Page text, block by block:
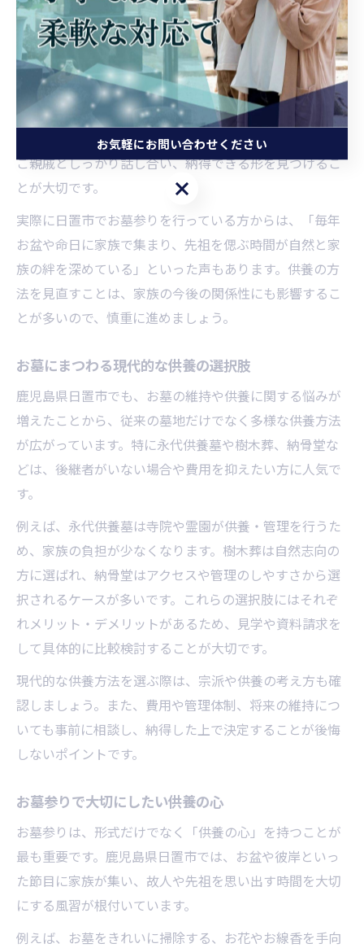
す。例えば、墓前でのお線香やお花、お供え物は、心を
込めた供養の一つです。
近年では、従来の仏式供養だけでなく、樹木葬や納骨堂
といった新しい形態も増えてきました。これにより、家
族のライフスタイルや考え方に合わせた供養が選択でき
るようになっています。供養方法を選ぶ際は、ご家族や
ご親戚としっかり話し合い、納得できる形を見つけるこ
とが大切です。
実際に日置市でお墓参りを行っている方からは、「毎年
お盆や命日に家族で集まり、先祖を偲ぶ時間が自然と家
族の絆を深めている」といった声もあります。供養の方
法を見直すことは、家族の今後の関係性にも影響するこ
とが多いので、慎重に進めましょう。
お墓にまつわる現代的な供養の選択肢
鹿児島県日置市でも、お墓の維持や供養に関する悩みが
増えたことから、従来の墓地だけでなく多様な供養方法
が広がっています。特に永代供養墓や樹木葬、納骨堂な
どは、後継者がいない場合や費用を抑えたい方に人気で
す。
例えば、永代供養墓は寺院や霊園が供養・管理を行うた
め、家族の負担が少なくなります。樹木葬は自然志向の
方に選ばれ、納骨堂はアクセスや管理のしやすさから選
択されるケースが多いです。これらの選択肢にはそれぞ
れメリット・デメリットがあるため、見学や資料請求を
して具体的に比較検討することが大切です。
現代的な供養方法を選ぶ際は、宗派や供養の考え方も確
認しましょう。また、費用や管理体制、将来の維持につ
いても事前に相談し、納得した上で決定することが後悔
しないポイントです。
お墓参りで大切にしたい供養の心
お墓参りは、形式だけでなく「供養の心」を持つことが
最も重要です。鹿児島県日置市では、お盆や彼岸といっ
た節目に家族が集い、故人や先祖を思い出す時間を大切
にする風習が根付いています。
例えば、お墓をきれいに掃除する、お花やお線香を手向
お気軽にお問い合わせください
お気軽にお問い合わせください